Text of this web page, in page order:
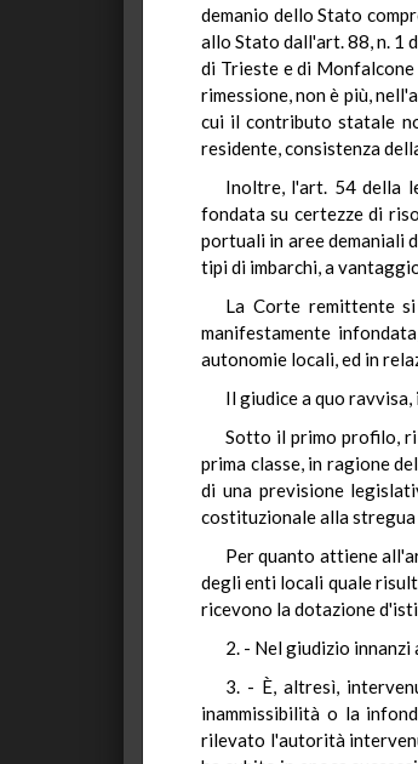
demanio dello Stato
allo Stato dall'art. 88, n. 1
di Trieste e di
rimessione, non è più,
cui il contributo statale
residente, consistenza
Inoltre, l'art. 54 della
fondata su certezze di
portuali in aree demaniali
tipi di imbarchi, a
La Corte remittente
manifestamente
autonomie locali, ed in
Il giudice a quo
Sotto il primo profilo,
prima classe, in ragione
di una previsione
costituzionale alla stregua
Per quanto attiene
degli enti locali quale
ricevono la dotazione
2. - Nel giudizio
3. - È, altresì,
inammissibilità o la
rilevato l'autorità